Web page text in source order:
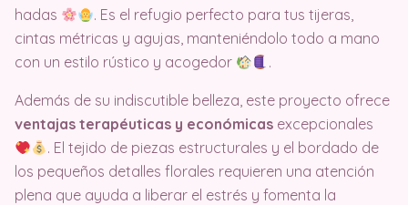
hadas
. Es el refugio perfecto para tus tijeras,
cintas métricas y agujas, manteniéndolo todo a mano
con un estilo rústico y acogedor
.
Además de su indiscutible belleza, este proyecto ofrece
ventajas terapéuticas y económicas excepcionales
. El tejido de piezas estructurales y el bordado de
los pequeños detalles florales requieren una atención
plena que ayuda a liberar el estrés y fomenta la